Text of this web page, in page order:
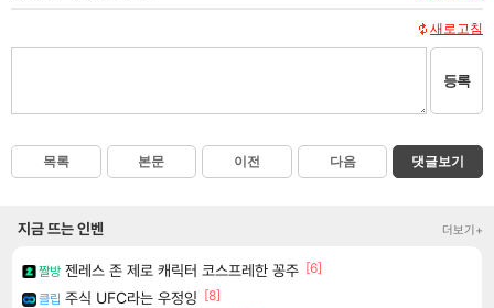
새로고침
등록
목록 본문 이전 다음 댓글보기
지금 뜨는 인벤 더보기+
짤방 젠레스 존 제로 캐릭터 코스프레한 꽁주 [6]
클립 주식 UFC라는 우정잉 [8]